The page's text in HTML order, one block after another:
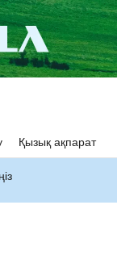
Қызық ақпарат